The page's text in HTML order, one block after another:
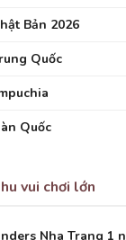
Bản 2026
Quốc
Quốc
vui chơi lớn
Nha Trang 1